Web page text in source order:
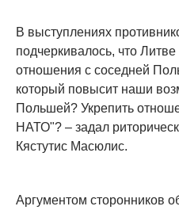
В выступлениях
подчеркивалось, что Литве
отношения с соседней
который повысит наши
Польшей? Укрепить
НАТО"? – задал
Кястутис Масюлис.
Аргументом сторонников